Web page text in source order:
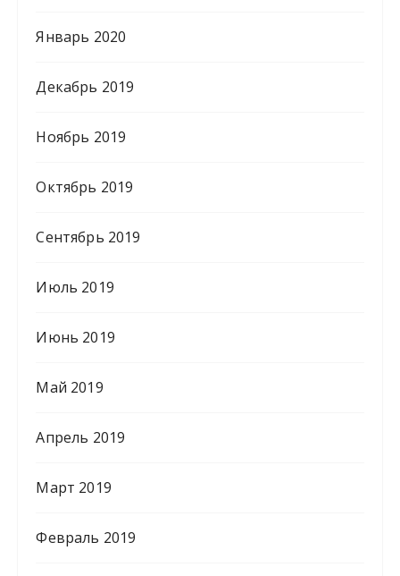
Январь 2020
Декабрь 2019
Ноябрь 2019
Октябрь 2019
Сентябрь 2019
Июль 2019
Июнь 2019
Май 2019
Апрель 2019
Март 2019
Февраль 2019